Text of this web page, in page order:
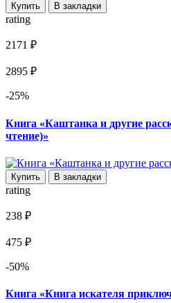
Купить В закладки
rating
2171 ₽
2895 ₽
-25%
Книга «Каштанка и другие
чтение)»
Купить В закладки
rating
238 ₽
475 ₽
-50%
Книга «Книга искателя